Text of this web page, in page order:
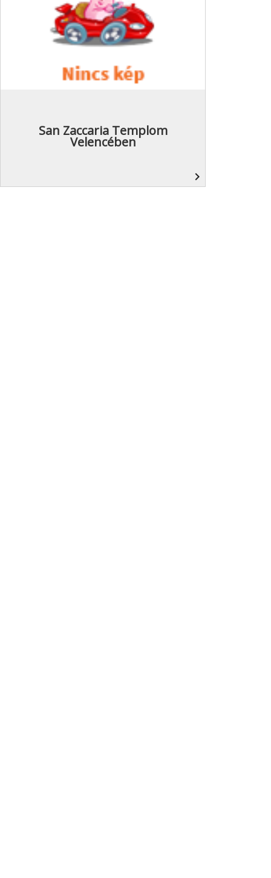
San Zaccaria Templom
Velencében
navigate_next